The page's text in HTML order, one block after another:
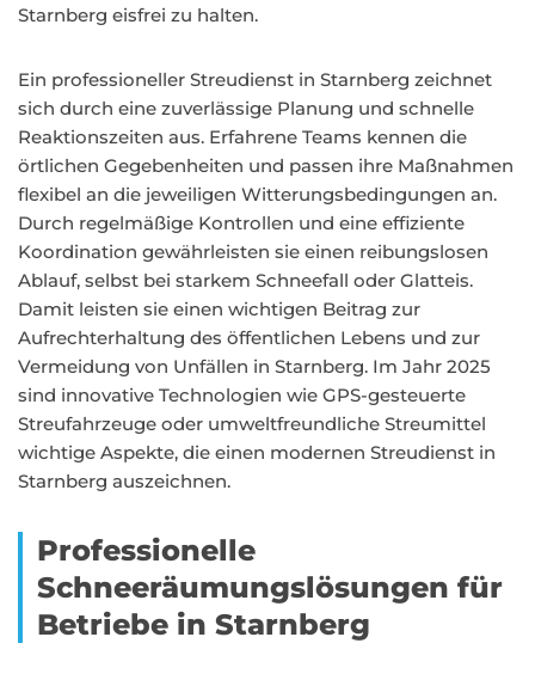
Starnberg eisfrei zu halten.
Ein professioneller Streudienst in Starnberg zeichnet
sich durch eine zuverlässige Planung und schnelle
Reaktionszeiten aus. Erfahrene Teams kennen die
örtlichen Gegebenheiten und passen ihre Maßnahmen
flexibel an die jeweiligen Witterungsbedingungen an.
Durch regelmäßige Kontrollen und eine effiziente
Koordination gewährleisten sie einen reibungslosen
Ablauf, selbst bei starkem Schneefall oder Glatteis.
Damit leisten sie einen wichtigen Beitrag zur
Aufrechterhaltung des öffentlichen Lebens und zur
Vermeidung von Unfällen in Starnberg. Im Jahr 2025
sind innovative Technologien wie GPS-gesteuerte
Streufahrzeuge oder umweltfreundliche Streumittel
wichtige Aspekte, die einen modernen Streudienst in
Starnberg auszeichnen.
Professionelle
Schneeräumungslösungen für
Betriebe in Starnberg